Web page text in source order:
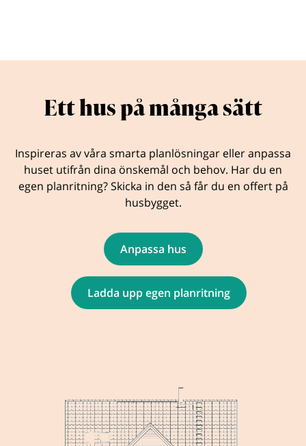
Ett hus på många sätt
Inspireras av våra smarta planlösningar eller anpassa
huset utifrån dina önskemål och behov. Har du en
egen planritning? Skicka in den så får du en offert på
husbygget.
Anpassa hus
Ladda upp egen planritning